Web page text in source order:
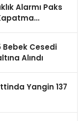
Alarmı Paks
Bebek Cesedi
Alındı
Yangin 137